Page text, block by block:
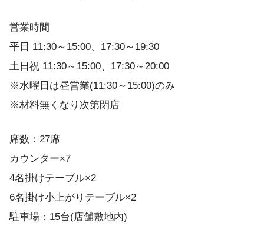
営業時間
平日 11:30～15:00、17:30～19:30
土日祝 11:30～15:00、17:30～20:00
※水曜日は昼営業(11:30～15:00)のみ
※材料無くなり次第閉店
席数：27席
カウンター×7
4名掛けテーブル×2
6名掛け小上がりテーブル×2
駐車場：15台(店舗敷地内)